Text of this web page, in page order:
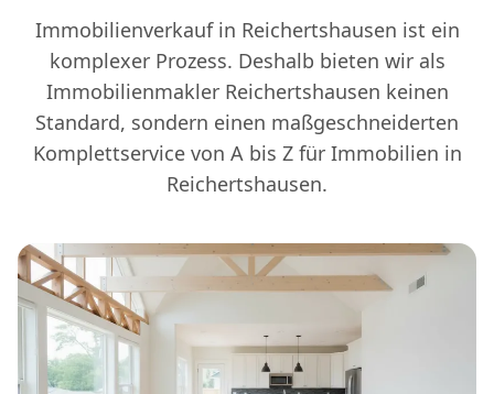
Immobilienverkauf in Reichertshausen ist ein
komplexer Prozess. Deshalb bieten wir als
Immobilienmakler Reichertshausen keinen
Standard, sondern einen maßgeschneiderten
Komplettservice von A bis Z für Immobilien in
Reichertshausen.